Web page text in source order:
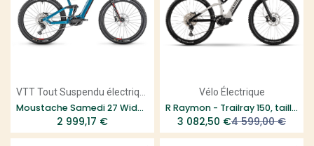
Moustache Samedi 27 Wide 3 - Smart System
2 999,17 €
Vélo Électrique
R Raymon - Trailray 150, taille M
3 082,50 €4 599,00€